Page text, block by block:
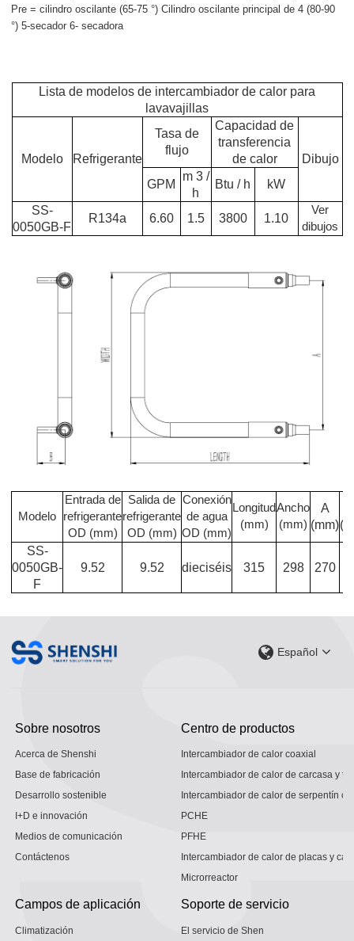
Pre = cilindro oscilante (65-75 °) Cilindro oscilante principal de 4 (80-90
°) 5-secador 6- secadora
Lista de modelos de intercambiador de calor para
lavavajillas
Modelo Refrigerante
Tasa de
flujo
Capacidad de
transferencia
de calor
Dibujo
GPM
m 3 /
h
Btu / h
kW
SS-
0050GB-F
R134a 6.60 1.5 3800 1.10
Ver
dibujos
Modelo
Entrada de
refrigerante
OD (mm)
Salida de
refrigerante
OD (mm)
Conexión
de agua
OD (mm)
Longitud
(mm)
Ancho
(mm)
A
(mm)
SS-
0050GB-
F
9.52 9.52 dieciséis 315 298 270
Español
Sobre nosotros
Acerca de Shenshi
Base de fabricación
Desarrollo sostenible
I+D e innovación
Medios de comunicación
Contáctenos
Centro de productos
Intercambiador de calor coaxial
Intercambiador de calor de carcasa y
Intercambiador de calor de serpentín
PCHE
PFHE
Intercambiador de calor de placas y
Microrreactor
Campos de aplicación
Climatización
Soporte de servicio
El servicio de Shen